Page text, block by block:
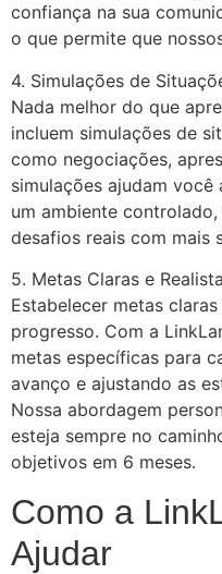
confiança na sua
o que permite que
4. Simulações de
Nada melhor do que
incluem simulações de
como negociações,
simulações ajudam
um ambiente
desafios reais com mais
5. Metas Claras e
Estabelecer metas
progresso. Com a
metas específicas para
avanço e ajustando as
Nossa abordagem
esteja sempre no
objetivos em 6 meses.
Como a
Ajudar